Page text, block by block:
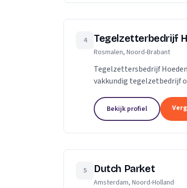
4 Tegelzetterbedrijf
Rosmalen, Noord-Brabant
Tegelzettersbedrijf
vakkundig tegelzetbedrijf
Bekijk profiel
5 Dutch Parket
Amsterdam, Noord-Holland